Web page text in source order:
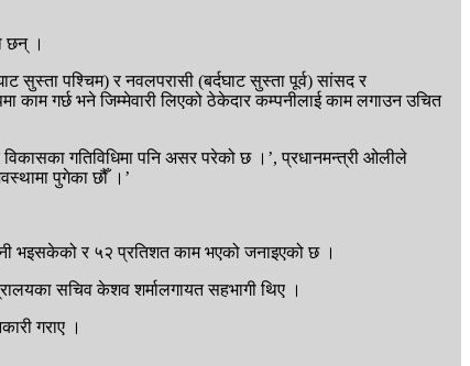
छन् ।
सुस्ता पश्चिम) र नवलपरासी (बर्दघाट सुस्ता पूर्व) सांसद र
गर्छ भने जिम्मेवारी लिएको ठेकेदार कम्पनीलाई काम लगाउन उचित
गतिविधिमा पनि असर परेको छ ।’, प्रधानमन्त्री ओलीले
पुगेका छौँ ।’
भइसकेको र ५२ प्रतिशत काम भएको जनाइएको छ ।
सचिव केशव शर्मालगायत सहभागी थिए ।
गराए ।